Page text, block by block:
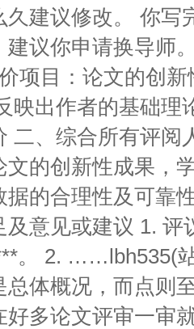
久建议修改。 你写
议你申请换导师
项目：论文的创
映出作者的基础理
二、综合所有评阅
文的创新性成果，
据的合理性及可
意见或建议 1. 评
。 2. ……lbh535(
总体概况，而点则
多论文评审一审